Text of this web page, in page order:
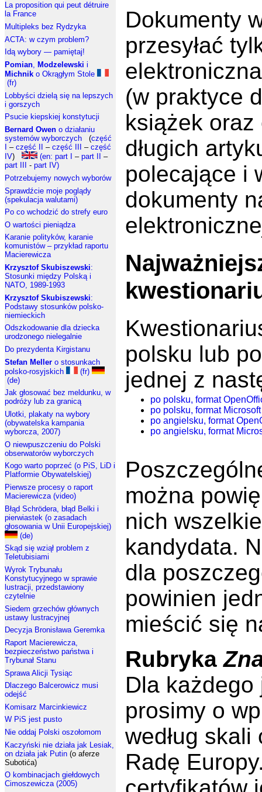
La proposition qui peut détruire
la France
Multipleks bez Rydzyka
ACTA: w czym problem?
Idą wybory — pamiętaj!
Pomian
Modzelewski i
Michnik o Okrągłym Stole
(fr)
Lobbyści dzielą się na lepszych
i gorszych
Psucie kiepskiej konstytucji
Bernard Owen o działaniu
systemów wyborczych (część
– część II – część III – część
IV) (en: part I – part II
–
part III
- part IV)
Potrzebujemy nowych wyborów
Sprawdźcie moje poglądy
(spekulacja walutami)
Po co wchodzić do strefy euro
O wartości pieniądza
Karanie polityków, karanie
komunistów – przykład raportu
Macierewicza
Krzysztof Skubiszewski:
Stosunki między Polską i
NATO, 1989-1993
Krzysztof Skubiszewski:
Podstawy stosunków polsko-
niemieckich
Odszkodowanie dla dziecka
urodzonego nielegalnie
Do prezydenta Kirgistanu
Stefan Meller o stosunkach
polsko-rosyjskich
(fr)
(de)
Jak głosować bez meldunku, w
podróży lub za granicą
Ulotki, plakaty na wybory
(obywatelska kampania
wyborcza, 2007)
O niewpuszczeniu do Polski
obserwatorów wyborczych
Kogo warto poprzeć (o PiS, LiD i
Platformie Obywatelskiej)
Pierwsze procesy o raport
Macierewicza (video)
Błąd Schrödera, błąd Belki i
pierwiastek (o zasadach
głosowania w Unii Europejskiej)
(de)
Skąd się wziął problem z
Teletubisiami
Wyrok Trybunału
Konstytucyjnego w sprawie
lustracji, przedstawiony
czytelnie
Siedem grzechów głównych
ustawy lustracyjnej
Decyzja Bronisława Geremka
Raport Macierewicza,
bezpieczeństwo państwa i
Trybunał Stanu
Sprawa Alicji Tysiąc
Dlaczego Balcerowicz musi
odejść
Komisarz Marcinkiewicz
W PiS jest pusto
Nie oddaj Polski oszołomom
Kaczyński nie działa jak Lesiak,
on działa jak Putin (o aferze
Subotića)
O kombinacjach giełdowych
Cimoszewicza (2005)
Dokumenty
przesyłać
(w praktyce
książek
długich
polecające i
dokumenty
polsku lub
jednej z
po polsku, format
po polsku, format
po angielsku, format
po angielsku, format
można
nich
kandydata.
dla
powinien
mieścić się
Rubryka
Dla
prosimy o
według
Radę